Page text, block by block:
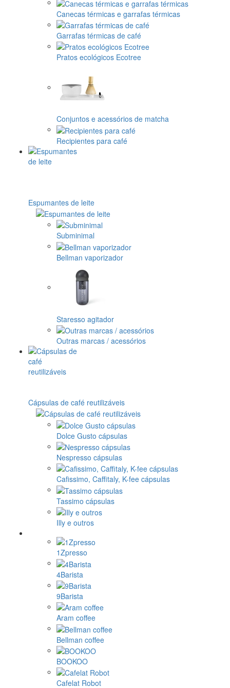
Canecas térmicas e garrafas térmicas
Garrafas térmicas de café
Pratos ecológicos Ecotree
Conjuntos e acessórios de matcha
Recipientes para café
Espumantes de leite
Subminimal
Bellman vaporizador
Staresso agitador
Outras marcas / acessórios
Cápsulas de café reutilizáveis
Dolce Gusto cápsulas
Nespresso cápsulas
Cafissimo, Caffitaly, K-fee cápsulas
Tassimo cápsulas
Illy e outros
1Zpresso
4Barista
9Barista
Aram coffee
Bellman coffee
BOOKOO
Cafelat Robot